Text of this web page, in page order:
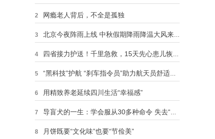
2 网瘾老人背后，不全是孤独
3 北京今夜阵雨上线 中秋假期降雨降温大风来袭
4 四省接力护送！千里急救，15天先心患儿恢复心跳
5 “黑科技”护航 “刹车指令员”助力航天员舒适着陆
6 用精致养老延续四川生活“幸福感”
7 导盲犬的一生：学会服从30多种命令 失去“爱情”
8 月饼既要“文化味”也要“节俭美”